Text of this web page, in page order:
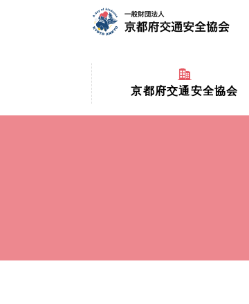
京都府交通安全協会
京都府交通安全協会とは